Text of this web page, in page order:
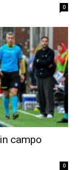
0
campo
0